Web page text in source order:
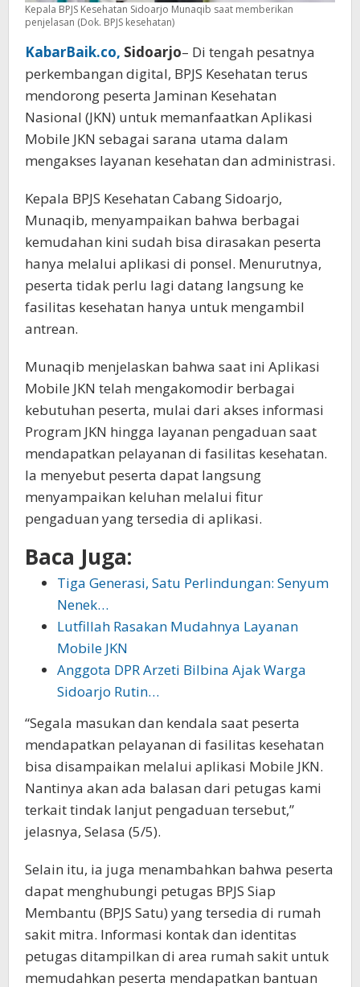
Kepala BPJS Kesehatan Sidoarjo Munaqib saat memberikan
penjelasan (Dok. BPJS kesehatan)
KabarBaik.co, Sidoarjo– Di tengah pesatnya
perkembangan digital, BPJS Kesehatan terus
mendorong peserta Jaminan Kesehatan
Nasional (JKN) untuk memanfaatkan Aplikasi
Mobile JKN sebagai sarana utama dalam
mengakses layanan kesehatan dan administrasi.
Kepala BPJS Kesehatan Cabang Sidoarjo,
Munaqib, menyampaikan bahwa berbagai
kemudahan kini sudah bisa dirasakan peserta
hanya melalui aplikasi di ponsel. Menurutnya,
peserta tidak perlu lagi datang langsung ke
fasilitas kesehatan hanya untuk mengambil
antrean.
Munaqib menjelaskan bahwa saat ini Aplikasi
Mobile JKN telah mengakomodir berbagai
kebutuhan peserta, mulai dari akses informasi
Program JKN hingga layanan pengaduan saat
mendapatkan pelayanan di fasilitas kesehatan.
Ia menyebut peserta dapat langsung
menyampaikan keluhan melalui fitur
pengaduan yang tersedia di aplikasi.
Baca Juga:
Tiga Generasi, Satu Perlindungan: Senyum
Nenek…
Lutfillah Rasakan Mudahnya Layanan
Mobile JKN
Anggota DPR Arzeti Bilbina Ajak Warga
Sidoarjo Rutin…
“Segala masukan dan kendala saat peserta
mendapatkan pelayanan di fasilitas kesehatan
bisa disampaikan melalui aplikasi Mobile JKN.
Nantinya akan ada balasan dari petugas kami
terkait tindak lanjut pengaduan tersebut,”
jelasnya, Selasa (5/5).
Selain itu, ia juga menambahkan bahwa peserta
dapat menghubungi petugas BPJS Siap
Membantu (BPJS Satu) yang tersedia di rumah
sakit mitra. Informasi kontak dan identitas
petugas ditampilkan di area rumah sakit untuk
memudahkan peserta mendapatkan bantuan